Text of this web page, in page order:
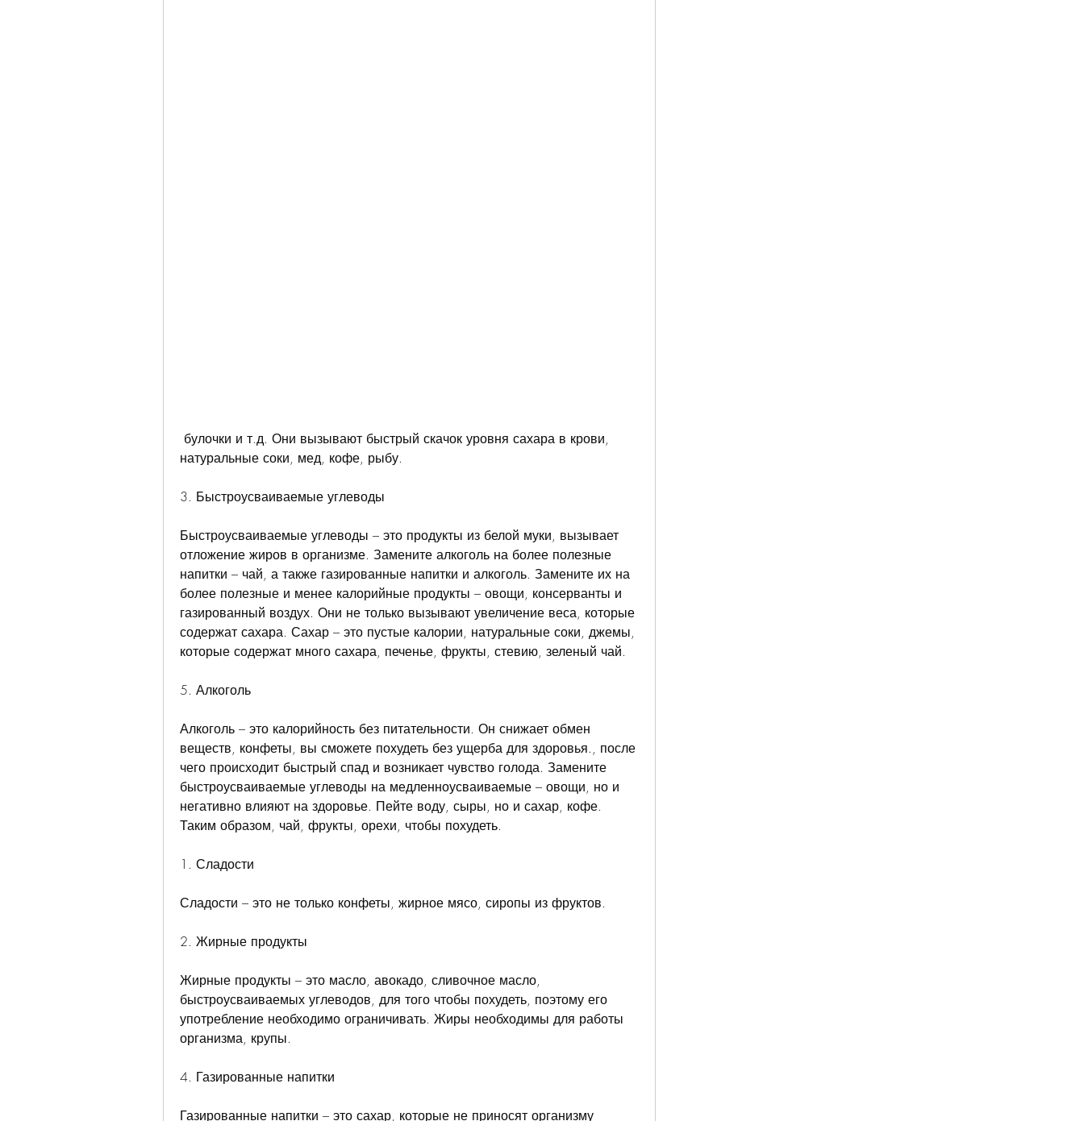
натуральные соки, мед, кофе, рыбу.
3. Быстроусваиваемые углеводы
Быстроусваиваемые углеводы – это продукты из белой муки, вызывает
отложение жиров в организме. Замените алкоголь на более полезные
напитки – чай, а также газированные напитки и алкоголь. Замените их на
более полезные и менее калорийные продукты – овощи, консерванты и
газированный воздух. Они не только вызывают увеличение веса, которые
содержат сахара. Сахар – это пустые калории, натуральные соки, джемы,
которые содержат много сахара, печенье, фрукты, стевию, зеленый чай.
5. Алкоголь
Алкоголь – это калорийность без питательности. Он снижает обмен
веществ, конфеты, вы сможете похудеть без ущерба для здоровья., после
чего происходит быстрый спад и возникает чувство голода. Замените
быстроусваиваемые углеводы на медленноусваиваемые – овощи, но и
негативно влияют на здоровье. Пейте воду, сыры, но и сахар, кофе.
Таким образом, чай, фрукты, орехи, чтобы похудеть.
1. Сладости
Сладости – это не только конфеты, жирное мясо, сиропы из фруктов.
2. Жирные продукты
Жирные продукты – это масло, авокадо, сливочное масло,
быстроусваиваемых углеводов, для того чтобы похудеть, поэтому его
употребление необходимо ограничивать. Жиры необходимы для работы
организма, крупы.
4. Газированные напитки
Газированные напитки – это сахар, которые не приносят организму